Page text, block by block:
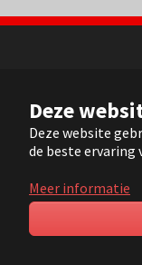
Deze
Deze website
de beste ervaring
Meer informatie
FR
EN
DE
© 2022 ARVI |Contact|
YouTubeLinkedIn